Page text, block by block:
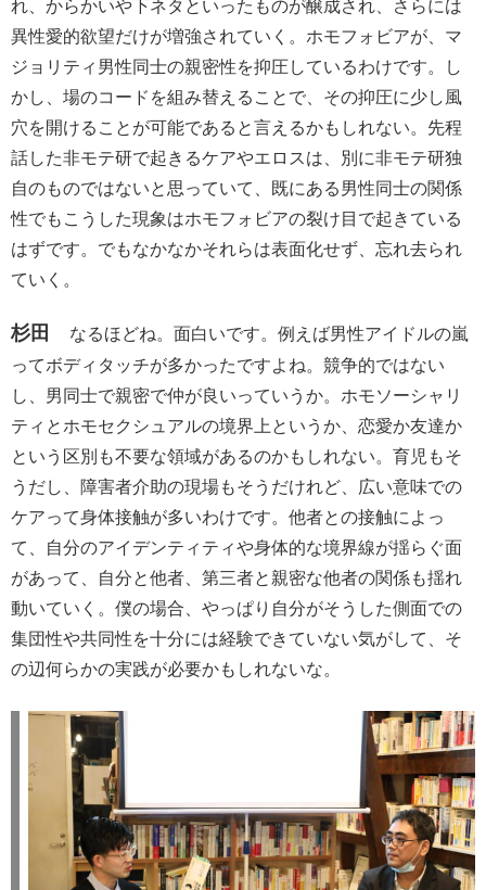
れ、からかいや下ネタといったものが醸成され、さらには
異性愛的欲望だけが増強されていく。ホモフォビアが、マ
ジョリティ男性同士の親密性を抑圧しているわけです。し
かし、場のコードを組み替えることで、その抑圧に少し風
穴を開けることが可能であると言えるかもしれない。先程
話した非モテ研で起きるケアやエロスは、別に非モテ研独
自のものではないと思っていて、既にある男性同士の関係
性でもこうした現象はホモフォビアの裂け目で起きている
はずです。でもなかなかそれらは表面化せず、忘れ去られ
ていく。
杉田
なるほどね。面白いです。例えば男性アイドルの嵐
ってボディタッチが多かったですよね。競争的ではない
し、男同士で親密で仲が良いっていうか。ホモソーシャリ
ティとホモセクシュアルの境界上というか、恋愛か友達か
という区別も不要な領域があるのかもしれない。育児もそ
うだし、障害者介助の現場もそうだけれど、広い意味での
ケアって身体接触が多いわけです。他者との接触によっ
て、自分のアイデンティティや身体的な境界線が揺らぐ面
があって、自分と他者、第三者と親密な他者の関係も揺れ
動いていく。僕の場合、やっぱり自分がそうした側面での
集団性や共同性を十分には経験できていない気がして、そ
の辺何らかの実践が必要かもしれないな。